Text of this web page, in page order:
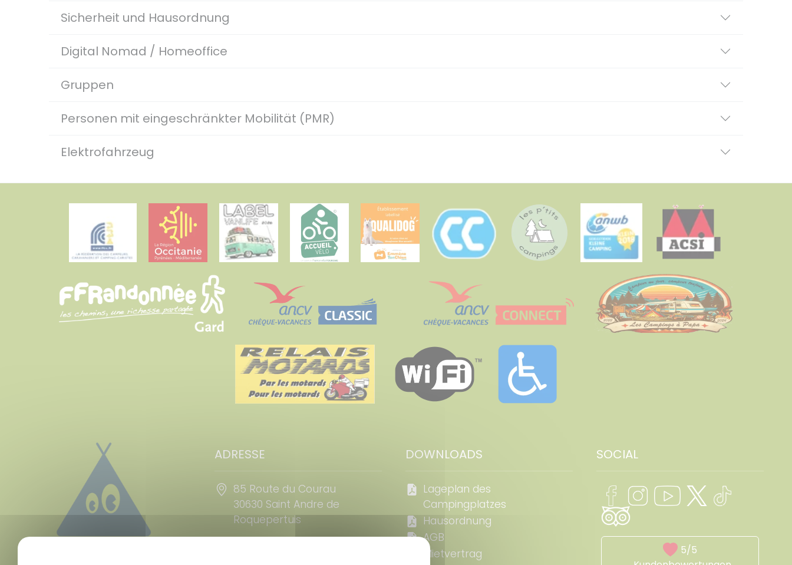
Sicherheit und Hausordnung
Digital Nomad / Homeoffice
Gruppen
Personen mit eingeschränkter Mobilität (PMR)
Elektrofahrzeug
ADRESSE
85 Route du Courau
30630 Saint Andre de
Roquepertuis
DOWNLOADS
Lageplan des
Campingplatzes
Hausordnung
AGB
Mietvertrag
SOCIAL
5/5